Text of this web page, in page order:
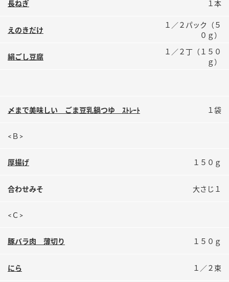
業務用サイト 製造所固有記号一覧
長ねぎ １本
えのきだけ
１／２パック（５
０ｇ）
絹ごし豆腐
１／２丁（１５０
ｇ）
〆まで美味しい ごま豆乳鍋つゆ ｽﾄﾚｰﾄ １袋
<Ｂ>
厚揚げ １５０ｇ
合わせみそ 大さじ１
<Ｃ>
豚バラ肉 薄切り １５０ｇ
にら １／２束